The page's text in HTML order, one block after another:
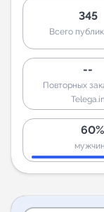
345
Всего
--
Повторных
Telega.in
60%